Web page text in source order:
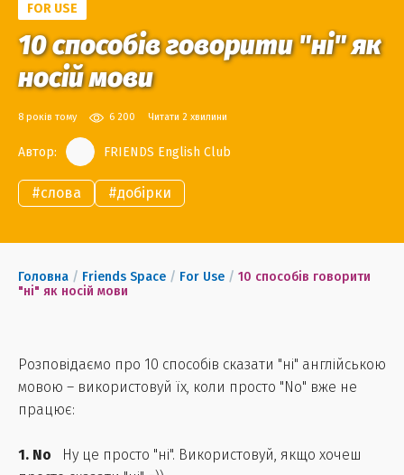
FOR USE
10 способів говорити "ні" як
носій мови
8 років тому 6 200 Читати 2 хвилини
Автор: FRIENDS English Club
#слова #добірки
Головна / Friends Space / For Use / 10 способів говорити
"ні" як носій мови
Розповідаємо про 10 способів сказати "ні" англійською
мовою – використовуй їх, коли просто "No" вже не
працює:
1. No Ну це просто "ні". Використовуй, якщо хочеш